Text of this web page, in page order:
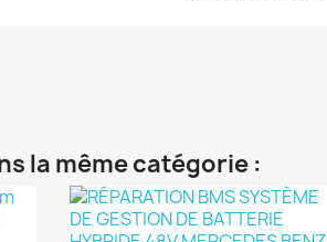
la même catégorie :